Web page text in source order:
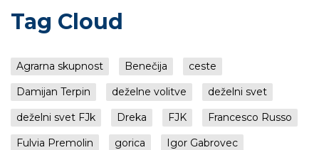
Tag Cloud
Agrarna skupnost Benečija
ceste
Damijan Terpin
deželne volitve
deželni svet
deželni svet FJk
Dreka FJK
Francesco Russo
Fulvia Premolin
gorica
Igor Gabrovec